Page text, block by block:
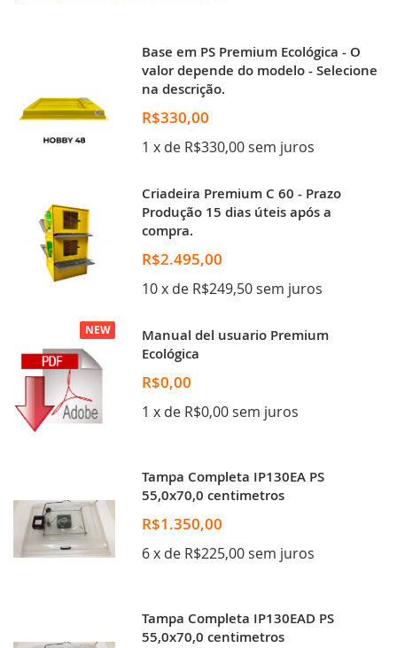
Base em PS Premium Ecológica - O
valor depende do modelo - Selecione
na descrição.
R$330,00
1 x de R$330,00 sem juros
Criadeira Premium C 60 - Prazo
Produção 15 dias úteis após a
compra.
R$2.495,00
10 x de R$249,50 sem juros
NEW
Manual del usuario Premium
Ecológica
R$0,00
1 x de R$0,00 sem juros
Tampa Completa IP130EA PS
55,0x70,0 centimetros
R$1.350,00
6 x de R$225,00 sem juros
Tampa Completa IP130EAD PS
55,0x70,0 centimetros